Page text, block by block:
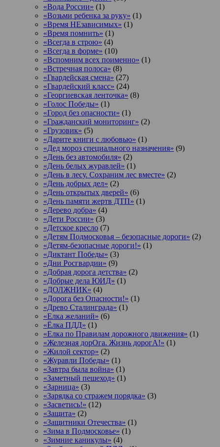
«Вода России» (1)
«Возьми ребенка за руку» (1)
«Время НЕзависимых» (1)
«Время помнить» (1)
«Всегда в строю» (4)
«Всегда в форме» (10)
«Вспомним всех поименно» (1)
«Встречная полоса» (8)
«Гвардейская смена» (27)
«Гвардейский класс» (24)
«Георгиевская ленточка» (8)
«Голос Победы» (1)
«Город без опасности» (1)
«Гражданский мониторинг» (2)
«Грузовик» (5)
«Дарите книги с любовью» (1)
«Дед мороз специального назначения» (9)
«День без автомобиля» (2)
«День белых журавлей» (1)
«День в лесу. Сохраним лес вместе» (2)
«День добрых дел» (2)
«День открытых дверей» (6)
«День памяти жертв ДТП» (1)
«Дерево добра» (4)
«Дети России» (3)
«Детское кресло (7)
«Детям Подмосковья – безопасные дороги» (2)
«Детям-безопасные дороги!» (1)
«Диктант Победы» (3)
«Дни Росгвардии» (9)
«Добрая дорога детства» (2)
«Добрые дела ЮИД» (1)
«ДОЛЖНИК» (4)
«Дорога без Опасности!» (1)
«Древо Сталинграда» (1)
«Елка желаний» (6)
«Ёлка ПДД» (1)
«Елка по Правилам дорожного движения» (1)
«Железная дорОга. Жизнь дорогА!» (1)
«Жилой сектор» (2)
«Журавли Победы» (1)
«Завтра была война» (1)
«Заметный пешеход» (1)
«Зарница» (3)
«Зарядка со стражем порядка» (3)
«Засветись!» (12)
«Защита» (2)
«Защитники Отечества» (1)
«Зима в Подмосковье» (1)
«Зимние каникулы» (4)